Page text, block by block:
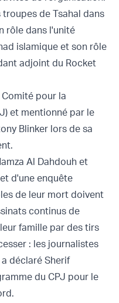
de Tsahal dans
rôle dans l'unité
islamique et son rôle
adjoint du Rocket
pour la
et mentionné par le
Blinker lors de sa
Al Dahdouh et
d'une enquête
de leur mort doivent
continus de
famille par des tirs
: les journalistes
déclaré Sherif
du CPJ pour le